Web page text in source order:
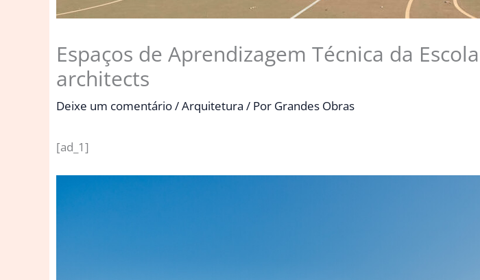
Espaços de Aprendizagem Técnica da
architects
Deixe um comentário/Arquitetura / Por Grandes Obras
[ad_1]